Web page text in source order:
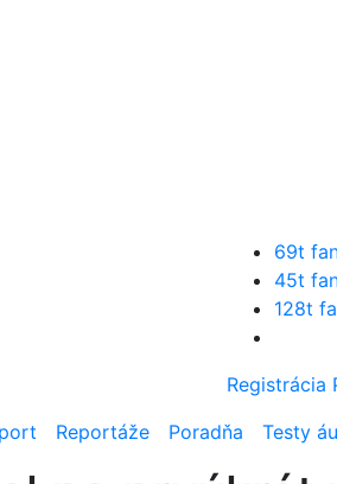
69t
45t
128t
Registrácia
Reportáže Poradňa Testy